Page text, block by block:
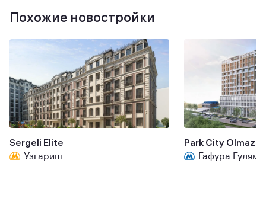
Похожие новостройки
Sergeli Elite
Узгариш
Park City Olmazor
Гафура Гуляма